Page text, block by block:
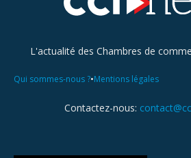
L'actualité des Chambres de
Qui sommes-nous ?•Mentions légales
Contactez-nous: